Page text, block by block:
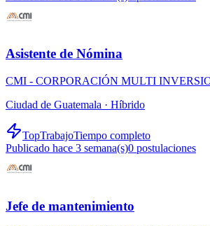
Asistente de Nómina
CMI - CORPORACIÓN MULTI
Ciudad de Guatemala · Híbrido
TopTrabajoTiempo completo
Publicado hace 3 semana(s)0 postulaciones
Jefe de mantenimiento